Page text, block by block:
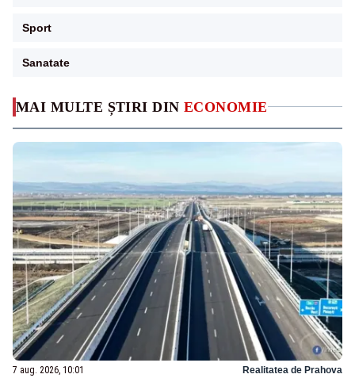
MAI MULTE ȘTIRI DIN ECONOMIE
7 aug. 2026, 10:01 Realitatea de Prahova
Sport
Sanatate